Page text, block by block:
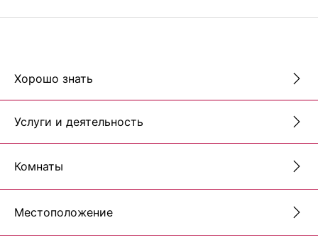
Хорошо знать
Услуги и деятельность
Комнаты
Местоположение